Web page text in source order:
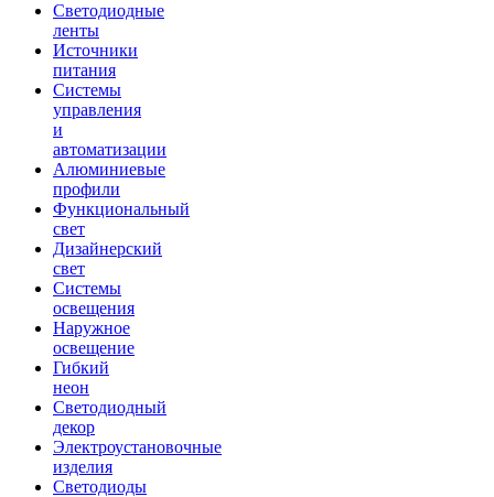
Светодиодные
ленты
Источники
питания
Системы
управления
и
автоматизации
Алюминиевые
профили
Функциональный
свет
Дизайнерский
свет
Системы
освещения
Наружное
освещение
Гибкий
неон
Светодиодный
декор
Электроустановочные
изделия
Светодиоды